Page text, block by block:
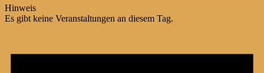
Hinweis
Es gibt keine Veranstaltungen an diesem Tag.